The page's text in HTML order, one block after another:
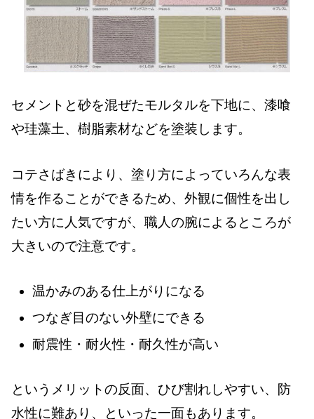
セメントと砂を混ぜたモルタルを下地に、漆喰
や珪藻土、樹脂素材などを塗装します。
コテさばきにより、塗り方によっていろんな表
情を作ることができるため、外観に個性を出し
たい方に人気ですが、職人の腕によるところが
大きいので注意です。
温かみのある仕上がりになる
つなぎ目のない外壁にできる
耐震性・耐火性・耐久性が高い
というメリットの反面、ひび割れしやすい、防
水性に難あり、といった一面もあります。